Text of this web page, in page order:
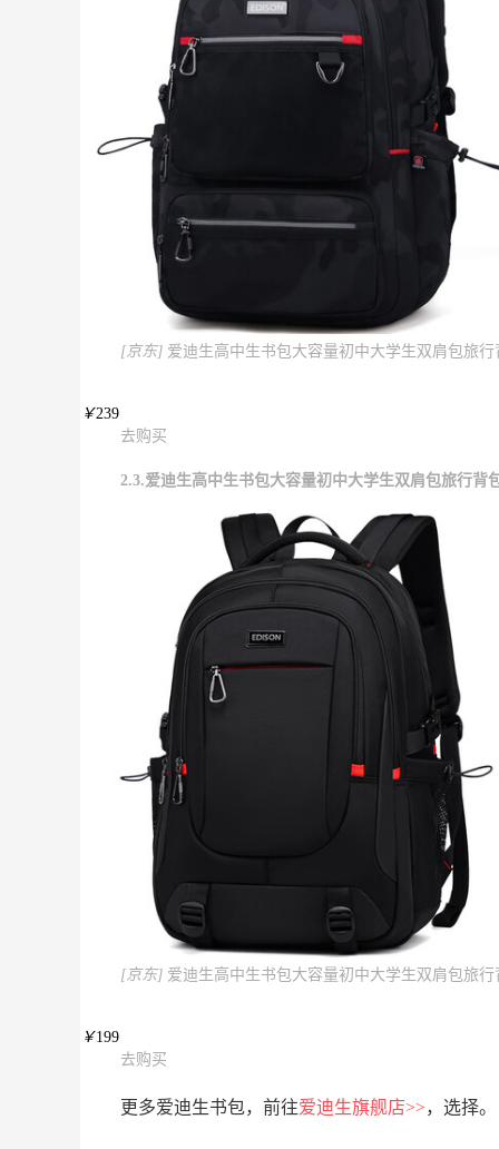
[京东] 爱迪生高中生书包大容量初中大学生双肩包旅行
￥239
去购买
2.3.爱迪生高中生书包大容量初中大学生双肩包旅行背
[京东] 爱迪生高中生书包大容量初中大学生双肩包旅行
￥199
去购买
更多爱迪生书包，前往爱迪生旗舰店>>，选择。